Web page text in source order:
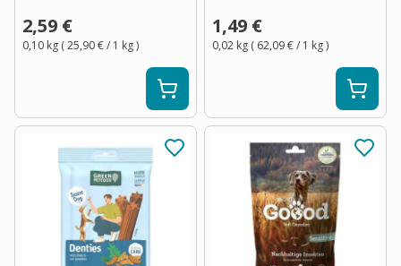
2,59 €
0,10 kg (25,90 €/ 1 kg)
1,49 €
0,02 kg ( 62,09 €/ 1 kg)